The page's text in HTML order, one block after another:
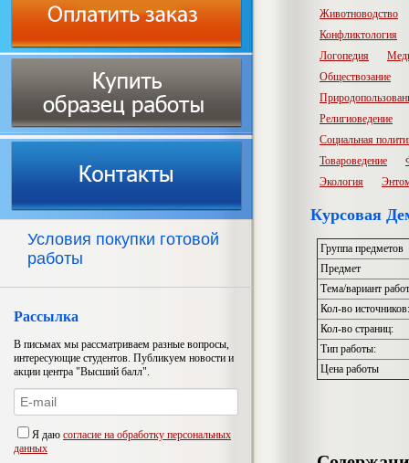
Условия покупки готовой
работы
Рассылка
В письмах мы рассматриваем разные вопросы,
интересующие студентов. Публикуем новости и
акции центра "Высший балл".
Я даю согласие на обработку персональных
данных
Животноводство
Конфликтология
Логопедия
Обществозание
Религиоведение
Социальная
Товароведение
Экология
Курсовая
Группа предметов
Предмет
Тема/вариант
Кол-во источников:
Кол-во страниц:
Тип работы:
Цена работы